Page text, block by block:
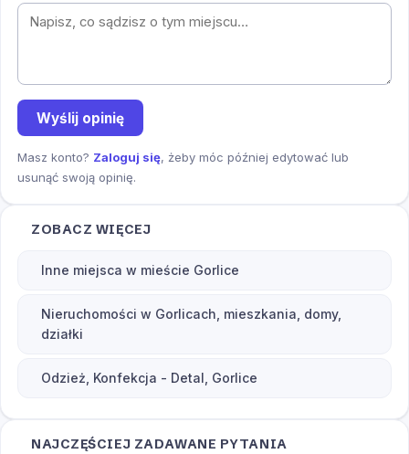
Wyślij opinię
Masz konto? Zaloguj się, żeby móc później edytować lub
usunąć swoją opinię.
ZOBACZ WIĘCEJ
Inne miejsca w mieście Gorlice
Nieruchomości w Gorlicach, mieszkania, domy,
działki
Odzież, Konfekcja - Detal, Gorlice
NAJCZĘŚCIEJ ZADAWANE PYTANIA